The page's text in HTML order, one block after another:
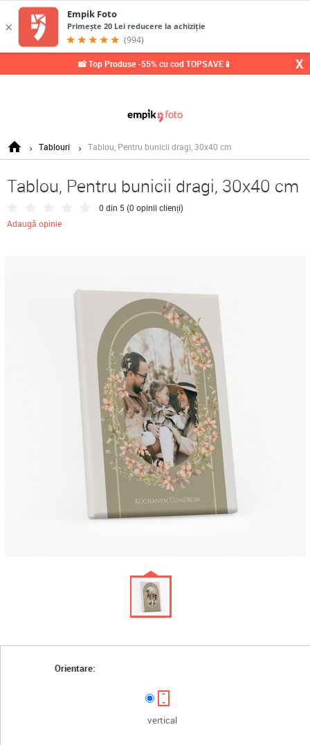
📸 Top Produse -55% cu cod TOPSAVE📱 X
Tablouri Tablou, Pentru bunicii dragi, 30x40 cm
Tablou, Pentru bunicii dragi, 30x40 cm
0 din 5 (0 opinii clienți)
Adaugă opinie
Orientare:
vertical